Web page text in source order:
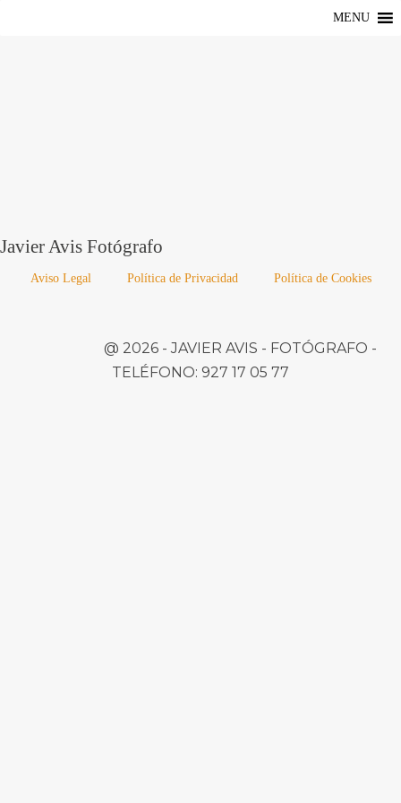
MENU
Javier Avis Fotógrafo
Aviso Legal Política de Privacidad Política de Cookies
@ 2026 -JAVIER AVIS - FOTÓGRAFO -
TELÉFONO: 927 17 05 77